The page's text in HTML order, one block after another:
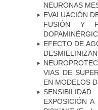
NEURONAS
EVALUACIÓN
FUSIÓN Y
EFECTO DE
VIAS DE
EN MODELOS
EXPOSICIÓN